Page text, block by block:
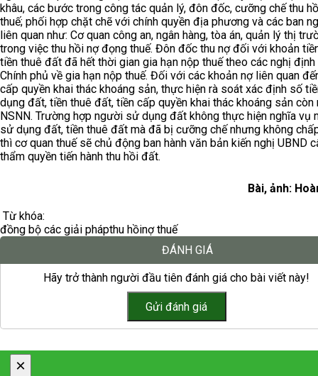
khâu, các bước trong công tác quản lý, đôn đốc, cưỡng chế thu
thuế; phối hợp chặt chẽ với chính quyền địa phương và các ban
liên quan như: Cơ quan công an, ngân hàng, tòa án, quản lý thị
trong việc thu hồi nợ đọng thuế. Đôn đốc thu nợ đối với khoản
tiền thuê đất đã hết thời gian gia hạn nộp thuế theo các nghị định
Chính phủ về gia hạn nộp thuế. Đối với các khoản nợ liên quan
cấp quyền khai thác khoáng sản, thực hiện rà soát xác định số
dụng đất, tiền thuê đất, tiền cấp quyền khai thác khoáng sản còn
NSNN. Trường hợp người sử dụng đất không thực hiện nghĩa vụ
sử dụng đất, tiền thuê đất mà đã bị cưỡng chế nhưng không
thì cơ quan thuế sẽ chủ động ban hành văn bản kiến nghị UBND
thẩm quyền tiến hành thu hồi đất.
Bài, ảnh:
Từ khóa:
đồng bộ các giải phápthu hồinợ thuế
ĐÁNH GIÁ
Hãy trở thành người đầu tiên đánh giá cho bài viết này!
×